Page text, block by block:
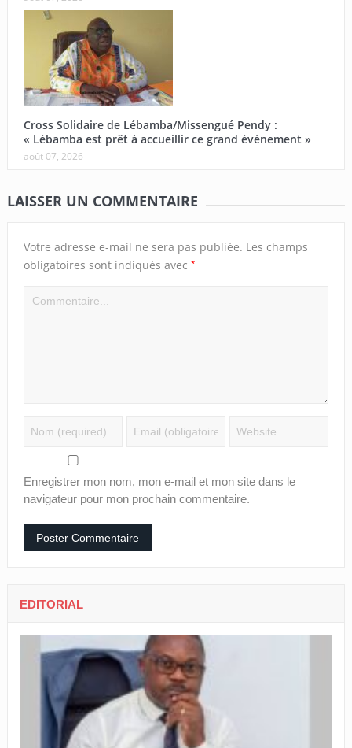
Cross Solidaire de Lébamba/Missengué Pendy :
« Lébamba est prêt à accueillir ce grand événement »
août 07, 2026
LAISSER UN COMMENTAIRE
Votre adresse e-mail ne sera pas publiée. Les champs
obligatoires sont indiqués avec *
Enregistrer mon nom, mon e-mail et mon site dans le
navigateur pour mon prochain commentaire.
EDITORIAL